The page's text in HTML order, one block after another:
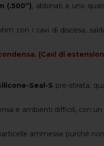
(.500”), abbinati a uno
con i cavi di discesa,
(Cavi di
Seal-S pre-stirata,
e ambienti difficili, con
ammesse purché